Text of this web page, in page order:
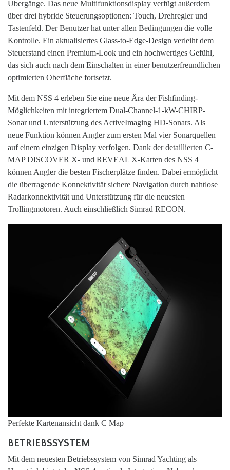
Übergänge. Das neue Multifunktionsdisplay verfügt außerdem
über drei hybride Steuerungsoptionen: Touch, Drehregler und
Tastenfeld. Der Benutzer hat unter allen Bedingungen die volle
Kontrolle. Ein aktualisiertes Glass-to-Edge-Design verleiht dem
Steuerstand einen Premium-Look und ein hochwertiges Gefühl,
das sich auch nach dem Einschalten in einer benutzerfreundlichen
optimierten Oberfläche fortsetzt.
Mit dem NSS 4 erleben Sie eine neue Ära der Fishfinding-
Möglichkeiten mit integriertem Dual-Channel-1-kW-CHIRP-
Sonar und Unterstützung des ActiveImaging HD-Sonars. Als
neue Funktion können Angler zum ersten Mal vier Sonarquellen
auf einem einzigen Display verfolgen. Dank der detaillierten C-
MAP DISCOVER X- und REVEAL X-Karten des NSS 4
können Angler die besten Fischerplätze finden. Dabei ermöglicht
die überragende Konnektivität sichere Navigation durch nahtlose
Radarkonnektivität und Unterstützung für die neuesten
Trollingmotoren. Auch einschließlich Simrad RECON.
Perfekte Kartenansicht dank C Map
BETRIEBSSYSTEM
Mit dem neuesten Betriebssystem von Simrad Yachting als